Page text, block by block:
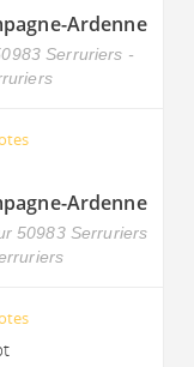
Ardenne
Serruriers -
Ardenne
50983 Serruriers